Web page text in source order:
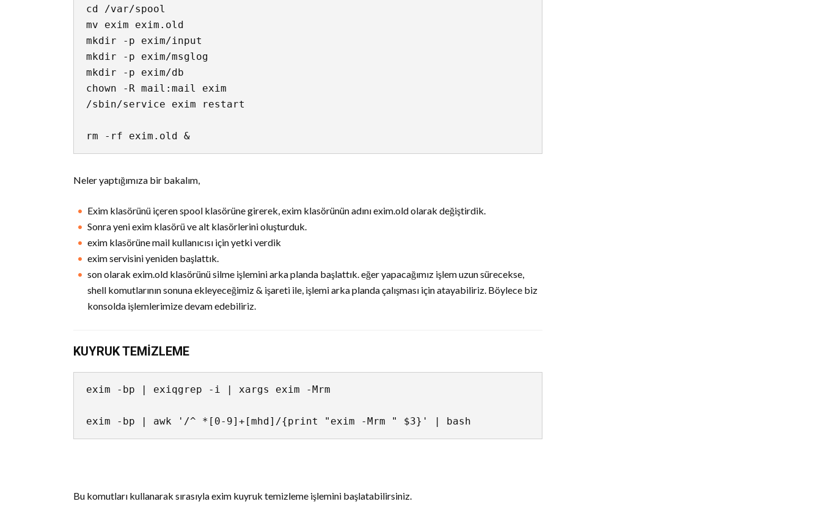
cd /var/spool
mv exim exim.old
mkdir -p exim/input
mkdir -p exim/msglog
mkdir -p exim/db
chown -R mail:mail exim
/sbin/service exim restart
Neler yaptığımıza bir bakalım,
Exim klasörünü içeren spool klasörüne girerek, exim klasörünün adını exim.old olarak değiştirdik.
Sonra yeni exim klasörü ve alt klasörlerini oluşturduk.
exim klasörüne mail kullanıcısı için yetki verdik
exim servisini yeniden başlattık.
son olarak exim.old klasörünü silme işlemini arka planda başlattık. eğer yapacağımız işlem uzun sürecekse,
shell komutlarının sonuna ekleyeceğimiz & işareti ile, işlemi arka planda çalışması için atayabiliriz. Böylece biz
konsolda işlemlerimize devam edebiliriz.
KUYRUK TEMİZLEME
exim -bp | exiqgrep -i | xargs exim -Mrm
exim -bp | awk '/^ *[0-9]+[mhd]/{print "exim -Mrm " $3}' | bash
Bu komutları kullanarak sırasıyla exim kuyruk temizleme işlemini başlatabilirsiniz.